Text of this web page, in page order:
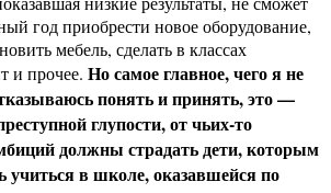
год приобрести новое оборудование,
мебель, сделать в классах
и прочее. Но самое главное, чего я не
понять и принять, это —
глупости, от чьих-то
должны страдать дети, которым
учиться в школе, оказавшейся по